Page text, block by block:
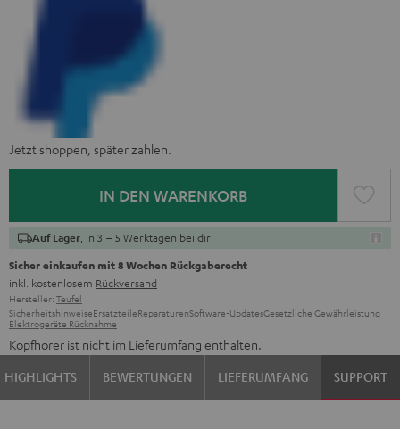
Jetzt shoppen, später zahlen.
IN DEN WARENKORB
Auf Lager , in 3 – 5 Werktagen bei dir
Sicher einkaufen mit 8 Wochen Rückgaberecht
inkl. kostenlosem Rückversand
Hersteller: Teufel
SicherheitshinweiseErsatzteileReparaturenSoftware-UpdatesGesetzliche Gewährleistung
Elektrogeräte Rücknahme
Kopfhörer ist nicht im Lieferumfang enthalten.
HIGHLIGHTS
BEWERTUNGEN LIEFERUMFANG SUPPORT